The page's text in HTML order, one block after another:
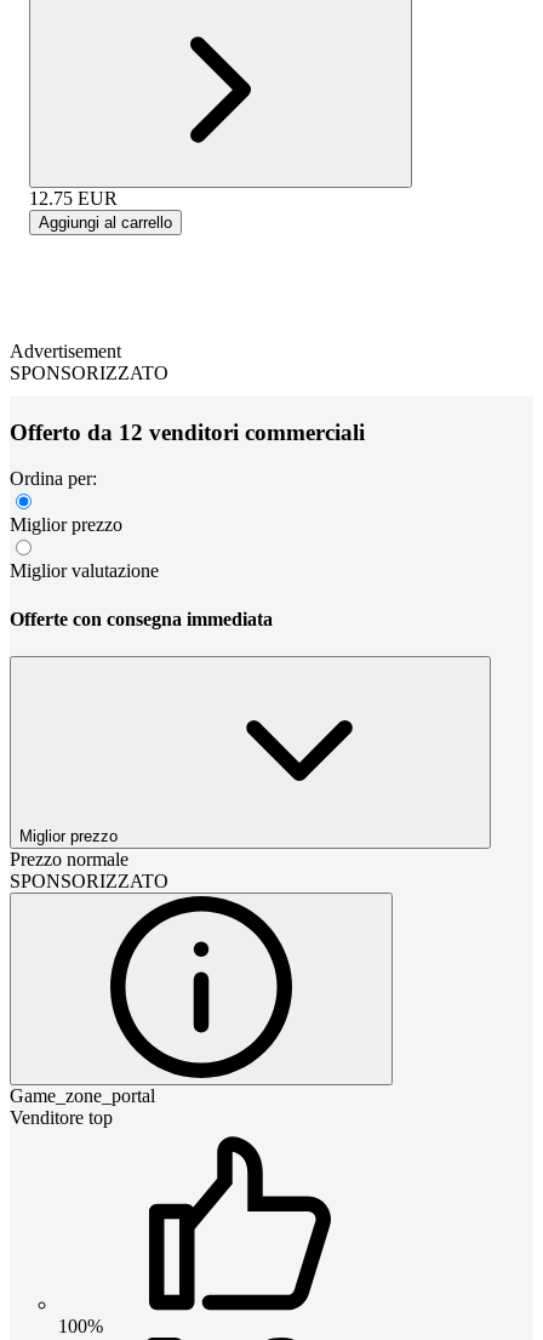
12.75 EUR
Aggiungi al carrello
Advertisement
SPONSORIZZATO
Offerto da 12 venditori commerciali
Ordina per:
Miglior prezzo
Miglior valutazione
Offerte con consegna immediata
Miglior prezzo
Prezzo normale
SPONSORIZZATO
Game_zone_portal
Venditore top
100%